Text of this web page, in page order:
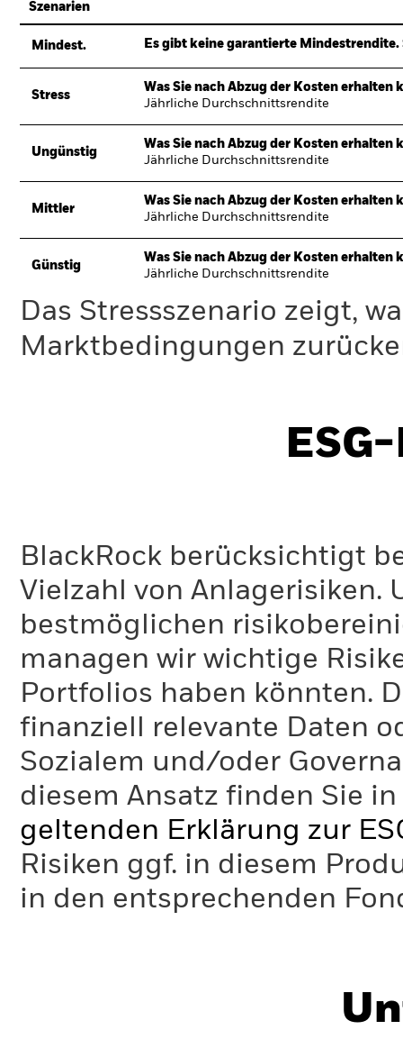
Szenarien
Mindest. Es gibt keine garantierte
Stress
Was Sie nach Abzug der Kosten erhalten
Jährliche Durchschnittsrendite
Ungünstig
Was Sie nach Abzug der Kosten erhalten
Jährliche Durchschnittsrendite
Mittler
Was Sie nach Abzug der Kosten erhalten
Jährliche Durchschnittsrendite
Günstig
Was Sie nach Abzug der Kosten erhalten
Jährliche Durchschnittsrendite
Das Stressszenario zeigt,
Marktbedingungen
BlackRock berücksichtigt
Vielzahl von Anlagerisiken.
bestmöglichen
managen wir wichtige
Portfolios haben könnten.
finanziell relevante Daten
Sozialem und/oder
diesem Ansatz finden Sie
geltenden Erklärung zur
Risiken ggf. in diesem
in den entsprechenden